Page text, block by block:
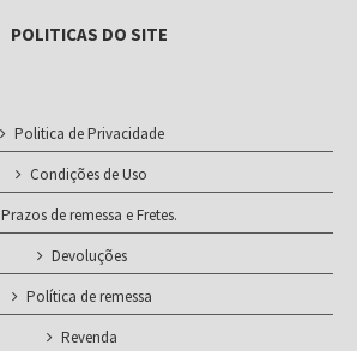
POLITICAS DO SITE
Politica de Privacidade
Condições de Uso
Prazos de remessa e Fretes.
Devoluções
Política de remessa
Revenda